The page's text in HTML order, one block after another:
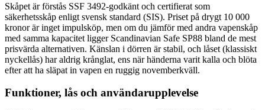
Skåpet är förstås SSF 3492-godkänt och certifierat som
säkerhetsskåp enligt svensk standard (SIS). Priset på drygt 10 000
kronor är inget impulsköp, men om du jämför med andra vapenskåp
med samma kapacitet ligger Scandinavian Safe SP88 bland de mest
prisvärda alternativen. Känslan i dörren är stabil, och låset (klassiskt
nyckellås) har aldrig krånglat, ens när händerna varit kalla och blöta
efter att ha släpat in vapen en ruggig novemberkväll.
Funktioner, lås och användarupplevelse